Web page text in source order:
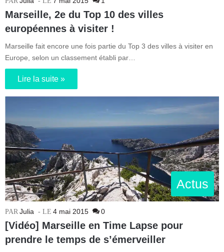
Marseille, 2e du Top 10 des villes
européennes à visiter !
Marseille fait encore une fois partie du Top 3 des villes à visiter en
Europe, selon un classement établi par…
Lire la suite »
Actus
Julia 4 mai 2015 0
[Vidéo] Marseille en Time Lapse pour
prendre le temps de s’émerveiller